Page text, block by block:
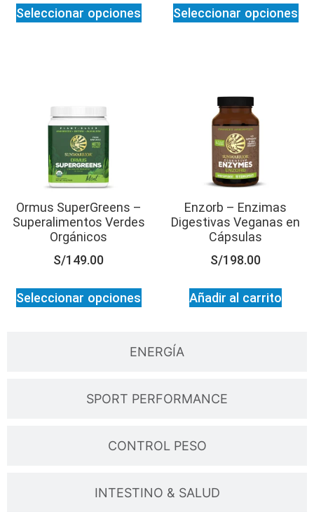
ENERGÍA
SPORT PERFORMANCE
CONTROL PESO
INTESTINO & SALUD
Seleccionar opciones Seleccionar opciones
Ormus SuperGreens –
Superalimentos Verdes
Orgánicos
S/149.00
Seleccionar opciones
Enzorb – Enzimas
Digestivas Veganas en
Cápsulas
S/198.00
Añadir al carrito